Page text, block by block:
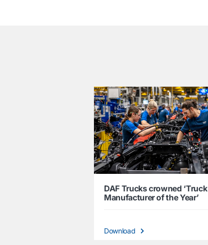
DAF Trucks crowned ‘Truck
Manufacturer of the Year’
Download